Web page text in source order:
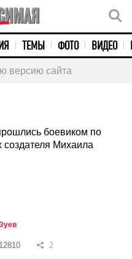
ТЕМЫ ФОТО ВИДЕО
версию сайта
боевиком по
создателя Михаила
12810 2